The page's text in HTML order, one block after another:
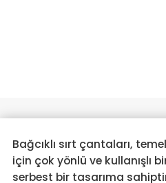
Bağcıklı sırt çantaları,
için çok yönlü ve kullanışlı
serbest bir tasarıma